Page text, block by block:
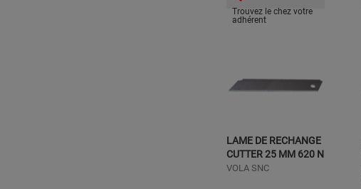
Trouvez le chez votre
adhérent
LAME DE RECHANGE
CUTTER 25 MM 620 N
VOLA SNC